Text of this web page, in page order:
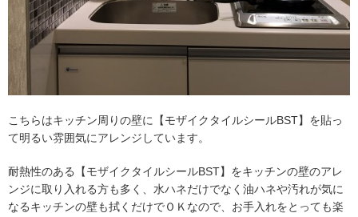
こちらはキッチン周りの壁に【モザイクタイルシールBST】を貼っ
て明るい雰囲気にアレンジしています。
耐熱性のある【モザイクタイルシールBST】をキッチンの壁のアレ
ンジに取り入れる方も多く、水ハネだけでなく油ハネや汚れが気に
なるキッチンの壁も拭くだけでＯＫなので、お手入れをとっても楽